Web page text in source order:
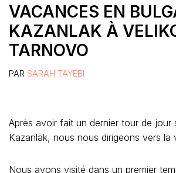
VACANCES EN
KAZANLAK À
TARNOVO
PAR SARAH TAYEBI
Après avoir fait un dernier tour de jour
Kazanlak, nous nous dirigeons vers la
Nous avons visité dans un premier